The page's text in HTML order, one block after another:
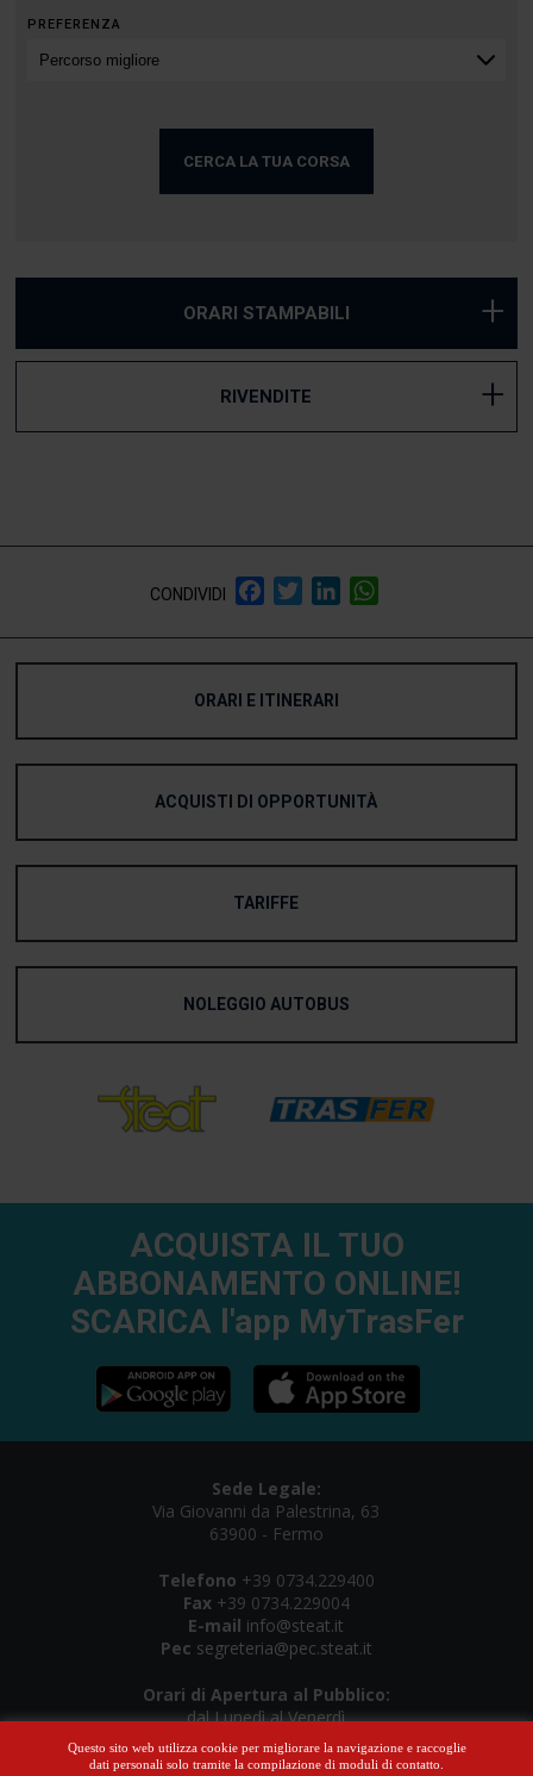
PREFERENZA
ORARI STAMPABILI +
RIVENDITE +
CONDIVIDI FacebookTwitterLinkedIn
ORARI E ITINERARI
ACQUISTI DI OPPORTUNITÀ
TARIFFE
NOLEGGIO AUTOBUS
ACQUISTA IL TUO
ABBONAMENTO ONLINE!
SCARICA l'app MyTrasFer
Sede Legale:
Via Giovanni da Palestrina, 63
63900 - Fermo
Telefono +39 0734.229400
Fax+39 0734.229004
E-mail info@steat.it
Pec segreteria@pec.steat.it
Orari di Apertura al Pubblico:
dal Lunedì al Venerdì
08:15-12:30 | 15:15- 18:00
Questo sito web utilizza cookie per migliorare la navigazione e raccoglie
dati personali solo tramite la compilazione di moduli di contatto.